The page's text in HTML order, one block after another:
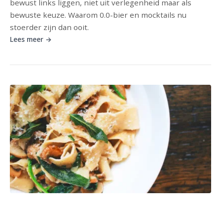
bewust links liggen, niet uit verlegenheid maar als
bewuste keuze. Waarom 0.0-bier en mocktails nu
stoerder zijn dan ooit.
Lees meer →